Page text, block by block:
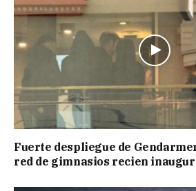
Fuerte despliegue de
red de gimnasios recien